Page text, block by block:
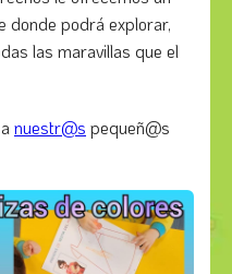
donde podrá explorar,
las maravillas que el
nuestr@s pequeñ@s